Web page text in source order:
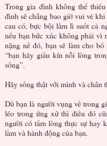
Trong gia đình không thể
đình sẽ chẳng bao giờ vui vẻ
cau có, bực bội lầm lì suốt cả
nếu bạn bức xúc không phải vì
nặng nề đó, bạn sẽ làm cho
“bạn hãy giấu kín nỗi lòng
sống”.
Hãy sống thật với mình và chân
Dù bạn là người vụng về trong
léo trong ứng xử thì điều đó
người có tấm lòng thực sự hay
làm và hành động của bạn.